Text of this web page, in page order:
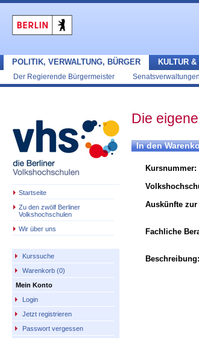
POLITIK, VERWALTUNG, BÜRGER
Der Regierende Bürgermeister Senatsverwaltungen
KULTUR
Startseite
Zu den zwölf Berliner
Volkshochschulen
Wir über uns
Kurssuche
Warenkorb (0)
Mein Konto
Login
Jetzt registrieren
Passwort vergessen
Die
Kursnummer:
Auskünfte
Fachliche
Beschreibung: